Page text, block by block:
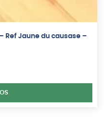
Ref Jaune du causase –